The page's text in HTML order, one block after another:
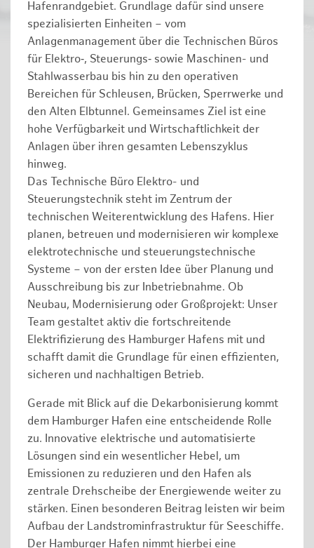
Hafenrandgebiet. Grundlage dafür sind unsere
spezialisierten Einheiten – vom
Anlagenmanagement über die Technischen Büros
für Elektro‑, Steuerungs‑ sowie Maschinen- und
Stahlwasserbau bis hin zu den operativen
Bereichen für Schleusen, Brücken, Sperrwerke und
den Alten Elbtunnel. Gemeinsames Ziel ist eine
hohe Verfügbarkeit und Wirtschaftlichkeit der
Anlagen über ihren gesamten Lebenszyklus
hinweg.
Das Technische Büro Elektro- und
Steuerungstechnik steht im Zentrum der
technischen Weiterentwicklung des Hafens. Hier
planen, betreuen und modernisieren wir komplexe
elektrotechnische und steuerungstechnische
Systeme – von der ersten Idee über Planung und
Ausschreibung bis zur Inbetriebnahme. Ob
Neubau, Modernisierung oder Großprojekt: Unser
Team gestaltet aktiv die fortschreitende
Elektrifizierung des Hamburger Hafens mit und
schafft damit die Grundlage für einen effizienten,
sicheren und nachhaltigen Betrieb.
Gerade mit Blick auf die Dekarbonisierung kommt
dem Hamburger Hafen eine entscheidende Rolle
zu. Innovative elektrische und automatisierte
Lösungen sind ein wesentlicher Hebel, um
Emissionen zu reduzieren und den Hafen als
zentrale Drehscheibe der Energiewende weiter zu
stärken. Einen besonderen Beitrag leisten wir beim
Aufbau der Landstrominfrastruktur für Seeschiffe.
Der Hamburger Hafen nimmt hierbei eine